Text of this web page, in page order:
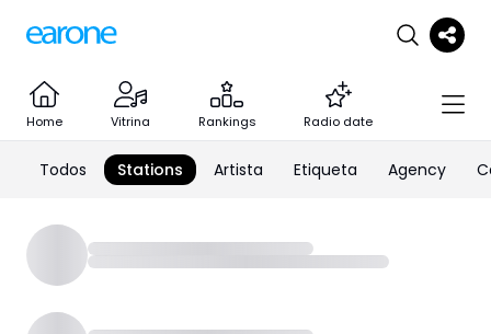
Home Vitrina Rankings Radio date
Todos Stations Artista Etiqueta Agency